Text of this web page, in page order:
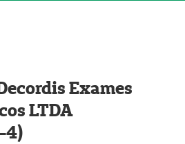
Exames
LTDA
4)